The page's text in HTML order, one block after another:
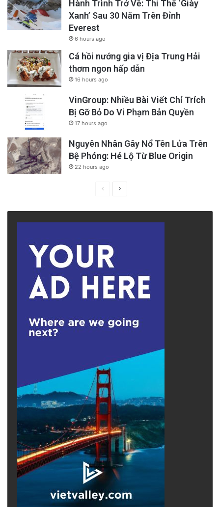
Hành Trình Trở Về: Thi Thể ‘Giày
Xanh’ Sau 30 Năm Trên Đỉnh
Everest
6 hours ago
Cá hồi nướng gia vị Địa Trung Hải
thơm ngon hấp dẫn
16 hours ago
VinGroup: Nhiều Bài Viết Chỉ Trích
Bị Gỡ Bỏ Do Vi Phạm Bản Quyền
17 hours ago
Nguyên Nhân Gây Nổ Tên Lửa Trên
Bệ Phóng: Hé Lộ Từ Blue Origin
22 hours ago
PreviousNext